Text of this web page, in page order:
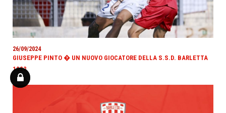
26/09/2024
GIUSEPPE PINTO � UN NUOVO GIOCATORE DELLA S.S.D. BARLETTA
1922